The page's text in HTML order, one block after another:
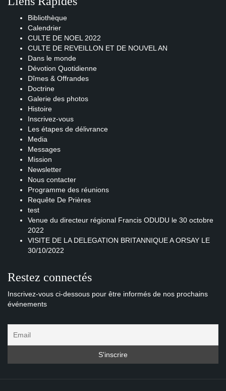
Bibliothèque
Calendrier
CULTE DE NOEL 2022
CULTE DE REVEILLON ET DE NOUVEL AN
Dans le monde
Dévotion Quotidienne
Dîmes & Offrandes
Doctrine
Galerie des photos
Histoire
Inscrivez-vous
Les étapes de délivrance
Media
Messages
Mission
Newsletter
Nous contacter
Programme des réunions
Requête De Prières
test
Venue du directeur régional Francis ODUDU le 30 octobre
2022
VISITE DE LA DELEGATION BRITANNIQUE A ORSAY LE
30/10/2022
Restez connectés
Inscrivez-vous ci-dessous pour être informés de nos prochains
événements